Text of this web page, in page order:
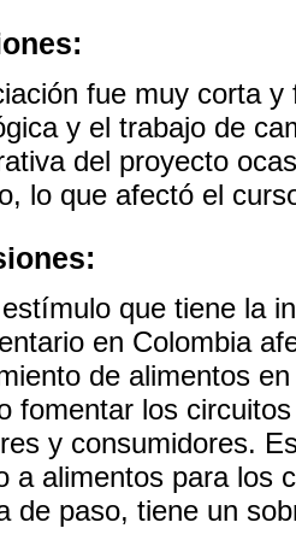
fue muy corta
y el trabajo de
del proyecto
lo que afectó el
que tiene la
en Colombia
de alimentos
fomentar los
y consumidores.
a alimentos para los
de paso, tiene un